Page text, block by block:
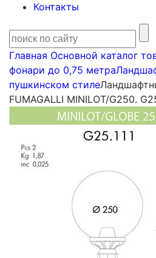
Контакты
Главная Основной каталог
фонари до 0,75 метра
пушкинском стиле
FUMAGALLI MINILOT/G250.